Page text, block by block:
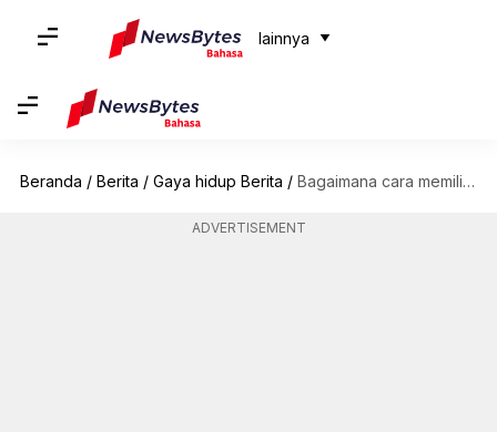
lainnya
Beranda / Berita / Gaya hidup Berita / Bagaimana cara memilih gorden untuk menambah daya tarik dalam rumah Anda?
ADVERTISEMENT